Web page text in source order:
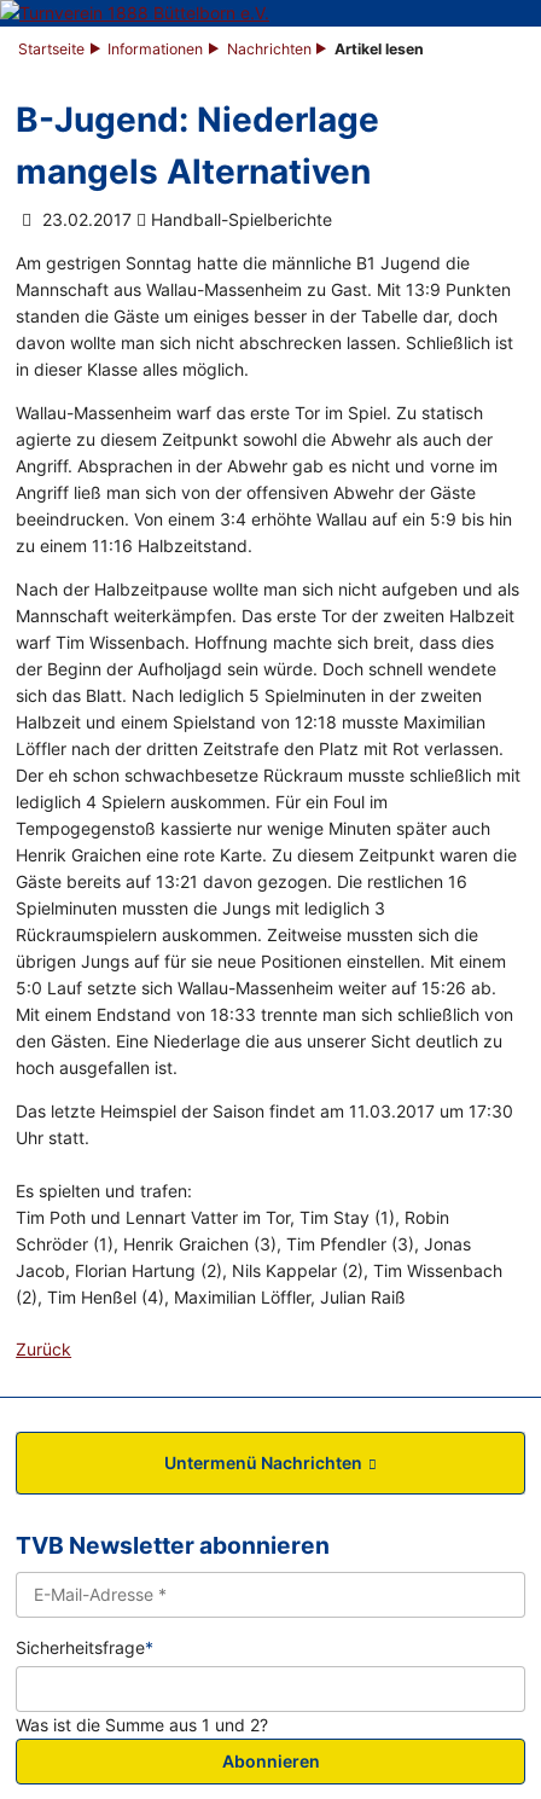
Startseite Informationen Nachrichten Artikel lesen
B-Jugend: Niederlage
mangels Alternativen
23.02.2017 Handball-Spielberichte
Am gestrigen Sonntag hatte die männliche B1 Jugend die
Mannschaft aus Wallau-Massenheim zu Gast. Mit 13:9 Punkten
standen die Gäste um einiges besser in der Tabelle dar, doch
davon wollte man sich nicht abschrecken lassen. Schließlich ist
in dieser Klasse alles möglich.
Wallau-Massenheim warf das erste Tor im Spiel. Zu statisch
agierte zu diesem Zeitpunkt sowohl die Abwehr als auch der
Angriff. Absprachen in der Abwehr gab es nicht und vorne im
Angriff ließ man sich von der offensiven Abwehr der Gäste
beeindrucken. Von einem 3:4 erhöhte Wallau auf ein 5:9 bis hin
zu einem 11:16 Halbzeitstand.
Nach der Halbzeitpause wollte man sich nicht aufgeben und als
Mannschaft weiterkämpfen. Das erste Tor der zweiten Halbzeit
warf Tim Wissenbach. Hoffnung machte sich breit, dass dies
der Beginn der Aufholjagd sein würde. Doch schnell wendete
sich das Blatt. Nach lediglich 5 Spielminuten in der zweiten
Halbzeit und einem Spielstand von 12:18 musste Maximilian
Löffler nach der dritten Zeitstrafe den Platz mit Rot verlassen.
Der eh schon schwachbesetze Rückraum musste schließlich mit
lediglich 4 Spielern auskommen. Für ein Foul im
Tempogegenstoß kassierte nur wenige Minuten später auch
Henrik Graichen eine rote Karte. Zu diesem Zeitpunkt waren die
Gäste bereits auf 13:21 davon gezogen. Die restlichen 16
Spielminuten mussten die Jungs mit lediglich 3
Rückraumspielern auskommen. Zeitweise mussten sich die
übrigen Jungs auf für sie neue Positionen einstellen. Mit einem
5:0 Lauf setzte sich Wallau-Massenheim weiter auf 15:26 ab.
Mit einem Endstand von 18:33 trennte man sich schließlich von
den Gästen. Eine Niederlage die aus unserer Sicht deutlich zu
hoch ausgefallen ist.
Das letzte Heimspiel der Saison findet am 11.03.2017 um 17:30
Uhr statt.
Es spielten und trafen:
Tim Poth und Lennart Vatter im Tor, Tim Stay (1), Robin
Schröder (1), Henrik Graichen (3), Tim Pfendler (3), Jonas
Jacob, Florian Hartung (2), Nils Kappelar (2), Tim Wissenbach
(2), Tim Henßel (4), Maximilian Löffler, Julian Raiß
Zurück
Untermenü Nachrichten
TVB Newsletter abonnieren
Sicherheitsfrage*
Was ist die Summe aus 1 und 2?
Abonnieren